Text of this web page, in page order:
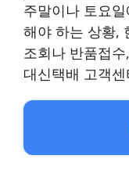
주말이나 토요
해야 하는 상황,
조회나 반품접
대신택배 고객